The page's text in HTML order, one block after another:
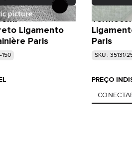
Ligamento
Paris
150
Paris
SKU : 35131/
PREÇO